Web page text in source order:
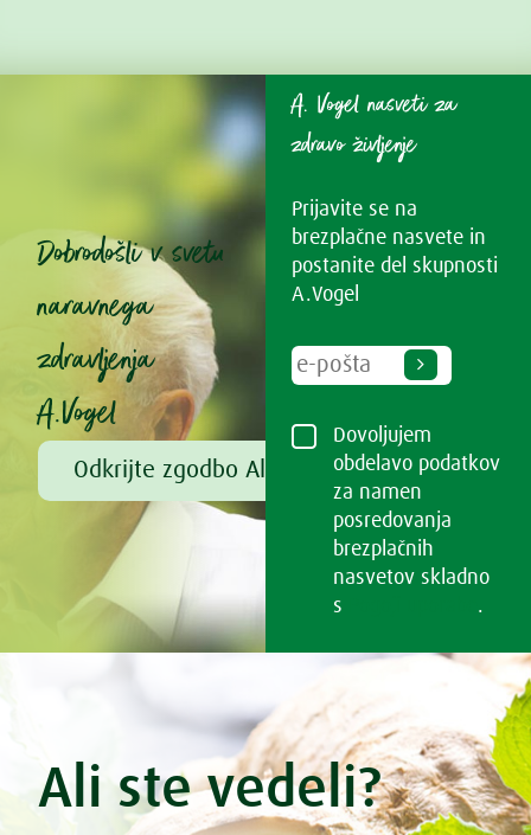
Dobrodošli v svetu
naravnega
zdravljenja
A.Vogel
Odkrijte zgodbo Alfreda Vogla
A. Vogel nasveti za
zdravo življenje
Prijavite se na
brezplačne nasvete in
postanite del skupnosti
A.Vogel
Dovoljujem
obdelavo podatkov
za namen
posredovanja
brezplačnih
nasvetov skladno
s
.
Ali ste vedeli?